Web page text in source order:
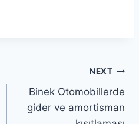
NEXT
Binek Otomobillerde
gider ve amortisman